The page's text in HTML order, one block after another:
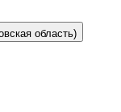
область)